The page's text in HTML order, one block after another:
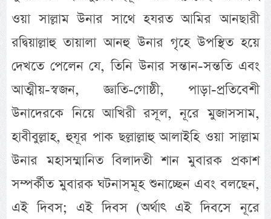
ওয়া সাল্লাম উনার সাথে হযরত আমির আনছারী
রদ্বিয়াল্লাহু তায়ালা আনহু উনার গৃহে উপস্থিত হয়ে
দেখতে পেলেন যে, তিনি উনার সন্তান-সন্ততি এবং
আত্মীয়-স্বজন, জ্ঞাতি-গোষ্ঠী, পাড়া-প্রতিবেশী
উনাদেরকে নিয়ে আখিরী রসূল, নূরে মুজাসসাম,
হাবীবুল্লাহ, হুযূর পাক ছল্লাল্লাহু আলাইহি ওয়া সাল্লাম
উনার মহাসম্মানিত বিলাদতী শান মুবারক প্রকাশ
সম্পর্কীত মুবারক ঘটনাসমূহ শুনাচ্ছেন এবং বলছেন,
এই দিবস; এই দিবস (অর্থাৎ এই দিবসে নূরে